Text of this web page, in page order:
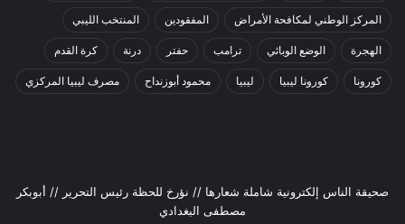
المركز الوطني لمكافحة الأمراض المفقودين المنتخب الليبي
الهجرة الوضع الوبائي ترامب حفتر درنة كرة القدم
كورونا كورونا ليبيا ليبيا محمود أبوزنداح مصرف ليبيا المركزي
صحيقة الناس إلكترونية شاملة شعارها // نؤرخ للحظة رئيس التحرير // أبوبكر
مصطفى البغدادي